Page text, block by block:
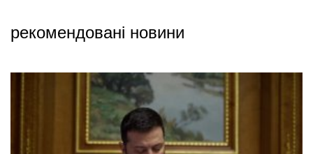
рекомендовані новини